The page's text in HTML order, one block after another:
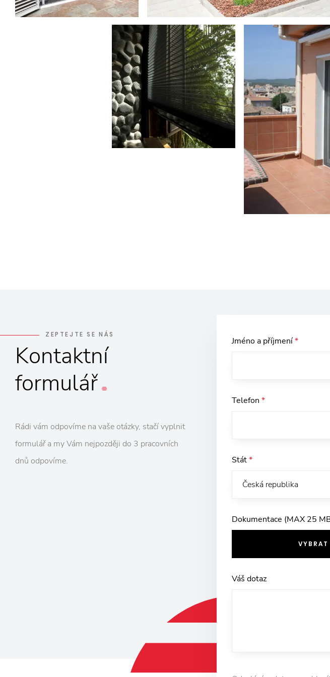
ZEPTEJTE SE NÁS
Kontaktní
formulář
Rádi vám odpovíme na vaše otázky, stačí vyplnit
formulář a my Vám nejpozději do 3 pracovních
dnů odpovíme.
Jméno a příjmení*
Telefon *
Stát*
Dokumentace (MAX 25
VYBRAT
Váš dotaz